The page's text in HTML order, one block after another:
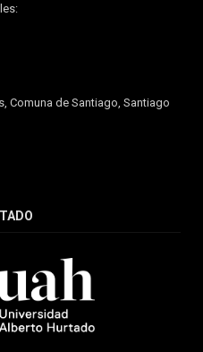
Comuna de Santiago, Santiago